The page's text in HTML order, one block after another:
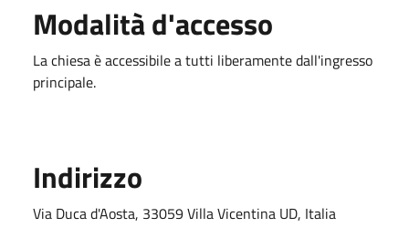
Modalità d'accesso
La chiesa è accessibile a tutti liberamente dall'ingresso
principale.
Indirizzo
Via Duca d'Aosta, 33059 Villa Vicentina UD, Italia